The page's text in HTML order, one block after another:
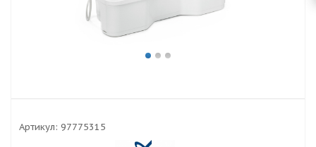
Артикул: 97775315